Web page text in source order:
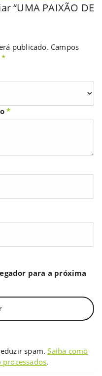
“UMA PAIXÃO DE
publicado. Campos
*
*
para a próxima
spam.Saiba como
.